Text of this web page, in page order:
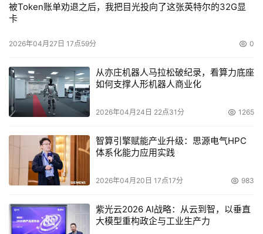
SINFOR M5400支持4个WAN口，可支持4条Internet出口
同时，多条线路与其他节点建立VPN连接时，能够根据线路
SINFOR DLAN VPN
SINFOR DLAN VPN软件是领先的VPN软件系统，从产品功
能上分为标准版、安全版(集成DWALL软件防火墙)和专业
版(支持多线路绑定、带宽叠加)3种类型。每一类型的产品
均由总部模块(MDLAN)、分支模块(SDLAN)和移动用户模
块(PDLAN)构成。用户可根据自身的网络规模选择合适的
产品类型、模块数量，构建适合自身业务需求的VPN网络平
台。
被Token账单劝退之后，我把目光投向了这张英特尔的32G显
卡
2026年04月27日 17点59分 0
从亦庄机器人马拉松破纪录，看算力底座
如何支撑人形机器人商业化
2026年04月24日 22点31分 1265
智算引擎赋能产业升级：思源电气HPC
体系化能力应用实践
2026年04月20日 17点17分 983
紫光云2026 AI战略：从云到智，以垂直
大模型重构政企与工业生产力